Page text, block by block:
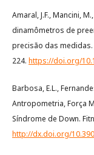
Amaral, J.F., Mancini,
dinamômetros de
precisão das medidas.
224. https://doi.org/
Barbosa, E.L.,
Antropometria, Força
Síndrome de Down.
http://dx.doi.org/